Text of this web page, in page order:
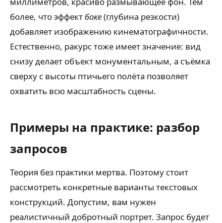
более, что эффектбоке(глубина резкости)
добавляет изображению кинематографичности.
Естественно, ракурс тоже имеет значение: вид
снизу делает объект монументальным, а съёмка
сверху с высоты птичьего полёта позволяет
охватить всю масштабность сцены.
Примеры на практике: разбор
запросов
Теория без практики мертва. Поэтому стоит
рассмотреть конкретные варианты текстовых
конструкций. Допустим, вам нужен
реалистичный добротный портрет. Запрос будет